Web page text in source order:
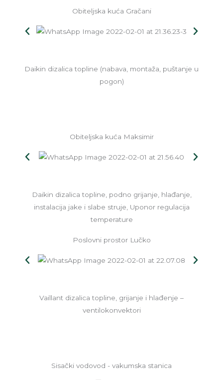
Obiteljska kuća Gračani
Daikin dizalica topline (nabava, montaža, puštanje u
pogon)
Obiteljska kuća Maksimir
Daikin dizalica topline, podno grijanje, hlađanje,
instalacija jake i slabe struje, Uponor regulacija
temperature
Poslovni prostor Lučko
Vaillant dizalica topline, grijanje i hlađenje –
ventilokonvektori
Sisački vodovod - vakumska stanica